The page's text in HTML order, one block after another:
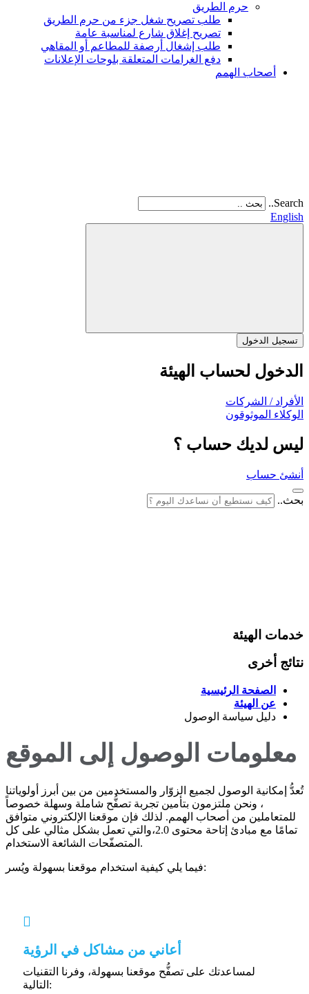
حرم الطريق
طلب تصريح شغل جزء من حرم الطريق
تصريح إغلاق شارع لمناسبة عامة
طلب إشغال أرصفة للمطاعم أو المقاهي
دفع الغرامات المتعلقة بلوحات الإعلانات
أصحاب الهمم
Search..
English
تسجيل الدخول
الدخول لحساب الهيئة
الأفراد / الشركات
الوكلاء الموثوقون
ليس لديك حساب ؟
أنشئ حساب
بحث..
خدمات الهيئة
نتائج أخرى
الصفحة الرئيسية
عن الهيئة
دليل سياسة الوصول
معلومات الوصول إلى الموقع
تُعدُّ إمكانية الوصول لجميع الزوّار والمستخدمين من بين أبرز أولوياتنا
، ونحن ملتزمون بتأمين تجربة تصفُّح شاملة وسهلة خصوصاً
للمتعاملين من أصحاب الهمم. لذلك فإن موقعنا الإلكتروني متوافق
تمامًا مع مبادئ إتاحة محتوى 2.0،والتي تعمل بشكل مثالي على كل
المتصفّحات الشائعة الاستخدام.
فيما يلي كيفية استخدام موقعنا بسهولة ويُسر:
أعاني من مشاكل في الرؤية
لمساعدتك على تصفُّح موقعنا بسهولة، وفرنا التقنيات
التالية: